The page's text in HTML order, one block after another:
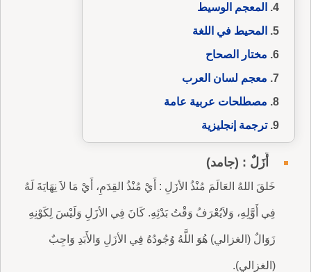
المعجم الوسيط
المحيط في اللغة
مختار الصحاح
معجم لسان العرب
مصطلحات عربية عامة
ترجمة إنجليزية
أَزَلٌ : (جامد)
خَلقَ اللهُ العَالَمَ مُنْذُ الأزَلِ : أَيْ مُنْذُ القِدَمِ، أَيْ مَا لاَ نِهَايَةَ لَهُ
فِي أَوَّلِهِ، وَلاَيُعْرَفُ وَقْتُ بَدْئِهِ. كَانَ فِي الأزَلِ وَلَيْسَ لِكَوْنِهِ
زَوَالٌ (الغزالي) هُوَ اللَّهُ وُجُودُهُ فِي الأزَلِ وَالأَبَدِ وَاجِبٌ
(الغزالي).